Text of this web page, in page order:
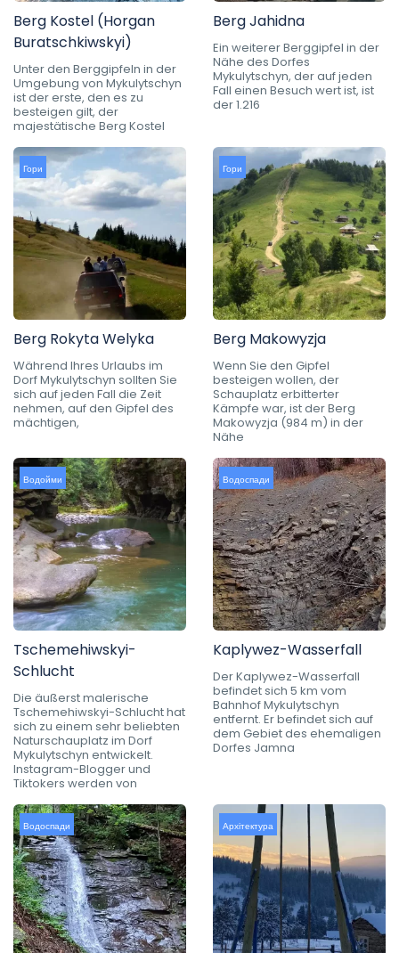
Berg Kostel (Horgan
Buratschkiwskyi)
Unter den Berggipfeln in der
Umgebung von Mykulytschyn
ist der erste, den es zu
besteigen gilt, der
majestätische Berg Kostel
Berg Jahidna
Ein weiterer Berggipfel in der
Nähe des Dorfes
Mykulytschyn, der auf jeden
Fall einen Besuch wert ist, ist
der 1.216
Гори
Berg Rokyta Welyka
Während Ihres Urlaubs im
Dorf Mykulytschyn sollten Sie
sich auf jeden Fall die Zeit
nehmen, auf den Gipfel des
mächtigen,
Гори
Berg Makowyzja
Wenn Sie den Gipfel
besteigen wollen, der
Schauplatz erbitterter
Kämpfe war, ist der Berg
Makowyzja (984 m) in der
Nähe
Водойми
Tschemehiwskyi-
Schlucht
Die äußerst malerische
Tschemehiwskyi-Schlucht hat
sich zu einem sehr beliebten
Naturschauplatz im Dorf
Mykulytschyn entwickelt.
Instagram-Blogger und
Tiktokers werden von
Водоспади
Kaplywez-Wasserfall
Der Kaplywez-Wasserfall
befindet sich 5 km vom
Bahnhof Mykulytschyn
entfernt. Er befindet sich auf
dem Gebiet des ehemaligen
Dorfes Jamna
Водоспади Архітектура